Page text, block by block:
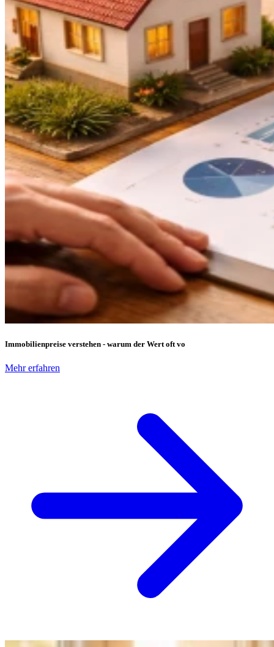
Immobilienpreise verstehen - warum der Wert oft vo
Mehr erfahren